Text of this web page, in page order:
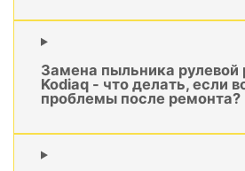
Замена пыльника рулевой
Kodiaq - что делать, если
проблемы после ремонта?